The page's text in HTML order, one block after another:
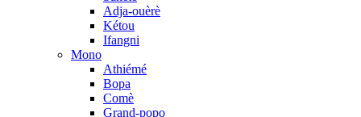
Adja-ouèrè
Kétou
Ifangni
Mono
Athiémé
Bopa
Comè
Grand-popo